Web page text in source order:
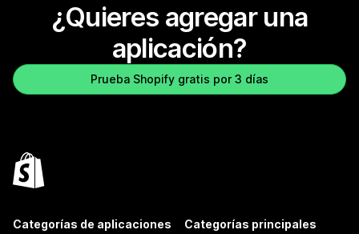
¿Quieres agregar una
aplicación?
Prueba Shopify gratis por 3 días
Categorías de aplicaciones Categorías principales